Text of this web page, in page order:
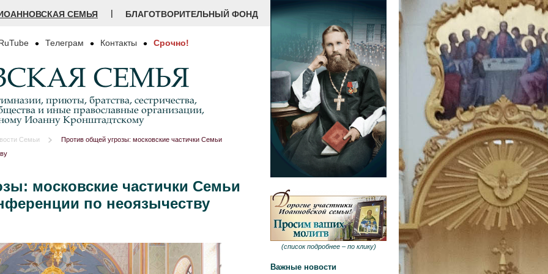
СЕМЬЯ | БЛАГОТВОРИТЕЛЬНЫЙ ФОНД
Телеграм Контакты Срочно!
СЕМЬЯ
приюты, братства, сестричества,
и иные православные организации,
Иоанну Кронштадтскому
Семьи
Против общей угрозы: московские частички Семьи
московские частички Семьи
по неоязычеству
(список подробнее – по клику)
Важные новости